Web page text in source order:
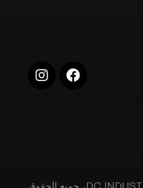
حقوق الطبع والنشر ©2024 DC INDUSTRIES، جميع الحقوق